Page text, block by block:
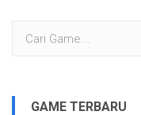
GAME TERBARU